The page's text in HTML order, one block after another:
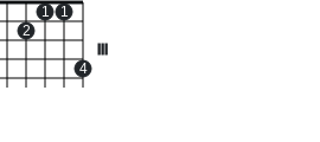
2
1 1
4